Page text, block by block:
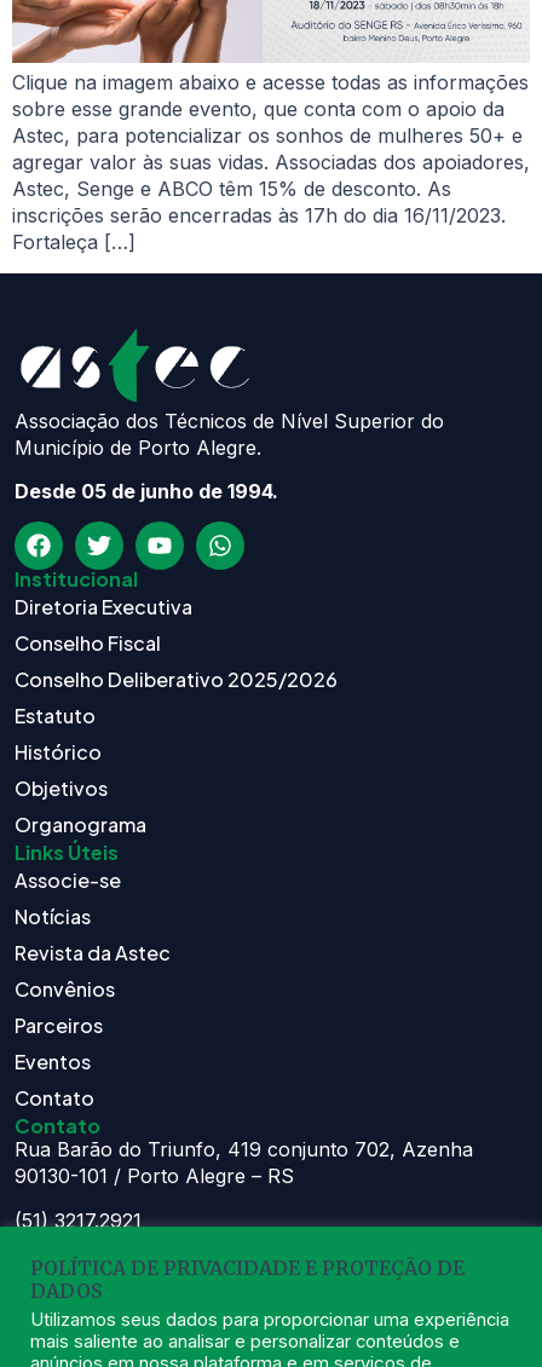
Clique na imagem abaixo e acesse todas as informações
sobre esse grande evento, que conta com o apoio da
Astec, para potencializar os sonhos de mulheres 50+ e
agregar valor às suas vidas. Associadas dos apoiadores,
Astec, Senge e ABCO têm 15% de desconto. As
inscrições serão encerradas às 17h do dia 16/11/2023.
Fortaleça […]
Associação dos Técnicos de Nível Superior do
Município de Porto Alegre.
Desde 05 de junho de 1994.
Institucional
Diretoria Executiva
Conselho Fiscal
Conselho Deliberativo 2025/2026
Estatuto
Histórico
Objetivos
Organograma
Links Úteis
Associe-se
Notícias
Revista da Astec
Convênios
Parceiros
Eventos
Contato
Contato
Rua Barão do Triunfo, 419 conjunto 702, Azenha
90130-101 / Porto Alegre – RS
(51) 3217.2921
Atendimento:
Seg à Sex das 8h – 11:30h e 13h – 16:30h
astec@astecpmpa.com.br
POLÍTICA DE PRIVACIDADE E PROTEÇÃO DE
DADOS
Utilizamos seus dados para proporcionar uma experiência
mais saliente ao analisar e personalizar conteúdos e